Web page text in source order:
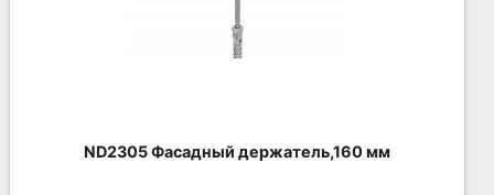
ND2305 Фасадный держатель,160 мм